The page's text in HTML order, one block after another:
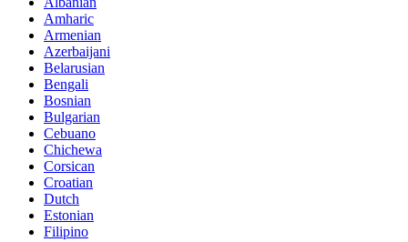
Amharic
Armenian
Azerbaijani
Belarusian
Bengali
Bosnian
Bulgarian
Cebuano
Chichewa
Corsican
Croatian
Dutch
Estonian
Filipino